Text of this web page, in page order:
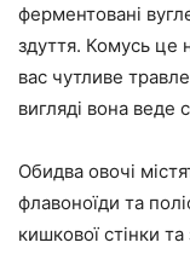
ферментовані
здуття. Комусь
вас чутливе
вигляді вона веде
Обидва овочі
флавоноїди та
кишкової стінки